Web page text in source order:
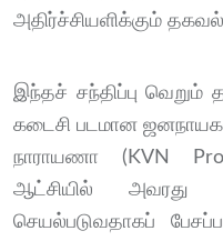
அதிர்ச்சியளிக்கும்
இந்தச் சந்திப்பு
கடைசி படமான
நாராயணா (KVN
ஆட்சியில் அவரது
செயல்படுவதாகப்